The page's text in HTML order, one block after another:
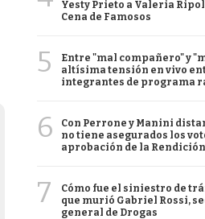
Yesty Prieto a Valeria
Cena de Famosos
5
Entre "mal compañero" y
altísima tensión en vivo
integrantes de programa
6
Con Perrone y Manini
no tiene asegurados los
aprobación de la Rendición
7
Cómo fue el siniestro de
que murió Gabriel Rossi,
general de Drogas